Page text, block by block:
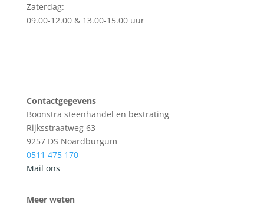
Zaterdag:
09.00-12.00 & 13.00-15.00 uur
Contactgegevens
Boonstra steenhandel en bestrating
Rijksstraatweg 63
9257 DS Noardburgum
0511 475 170
Mail ons
Meer weten